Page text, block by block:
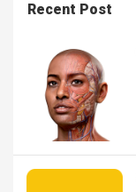
Recent Post